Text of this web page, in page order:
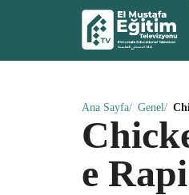
Ana Sayfa Genel
e